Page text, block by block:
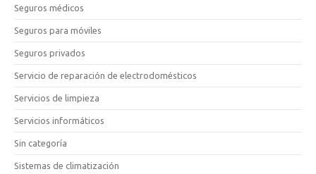
Seguros médicos
Seguros para móviles
Seguros privados
Servicio de reparación de electrodomésticos
Servicios de limpieza
Servicios informáticos
Sin categoría
Sistemas de climatización